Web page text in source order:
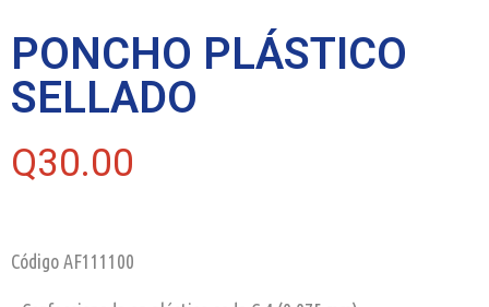
PONCHO PLÁSTICO
SELLADO
Q30.00
Código AF111100